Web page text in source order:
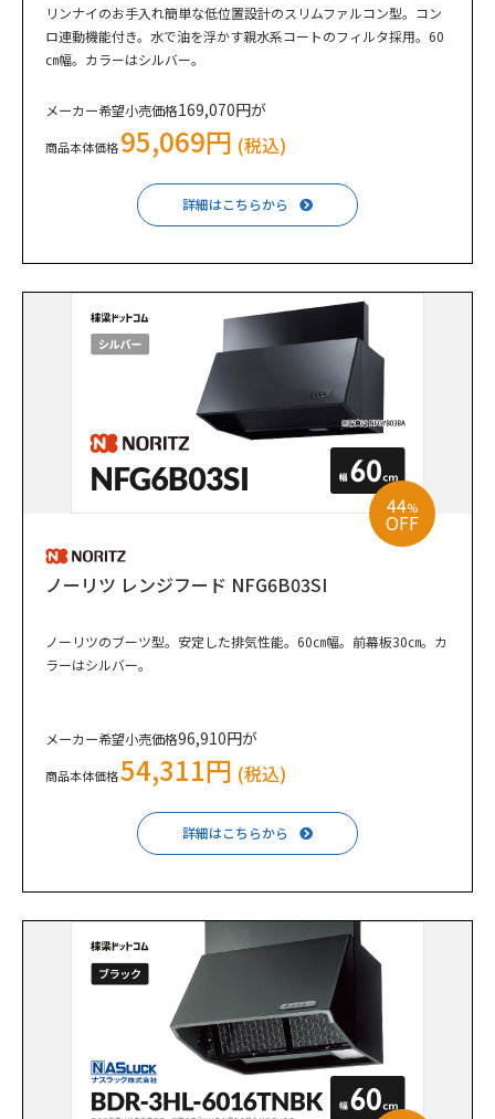
リンナイのお手入れ簡単な低位置設計のスリムファルコン型。コン
ロ連動機能付き。水で油を浮かす親水系コートのフィルタ採用。60
㎝幅。カラーはシルバー。
メーカー希望小売価格169,070円が
商品本体価格95,069円 (税込)
詳細はこちらから
44%
OFF
ノーリツ レンジフード NFG6B03SI
ノーリツのブーツ型。安定した排気性能。60㎝幅。前幕板30㎝。カ
ラーはシルバー。
メーカー希望小売価格96,910円が
商品本体価格54,311円 (税込)
詳細はこちらから